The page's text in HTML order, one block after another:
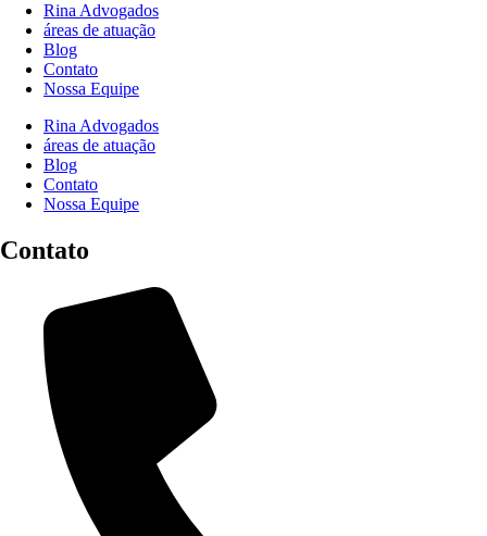
Rina Advogados
áreas de atuação
Blog
Contato
Nossa Equipe
Rina Advogados
áreas de atuação
Blog
Contato
Nossa Equipe
Contato